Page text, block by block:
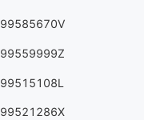
99585670V
99559999Z
99515108L
99521286X